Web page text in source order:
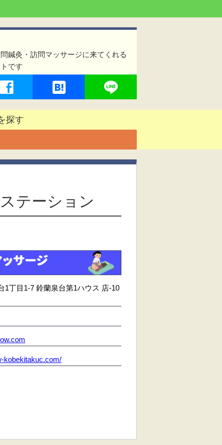
鍼灸・訪問マッサージに来てくれる
です
探す
テーション
1丁目1-7 鈴蘭泉台第1ハウス 店-10
kobekitakuc.com/